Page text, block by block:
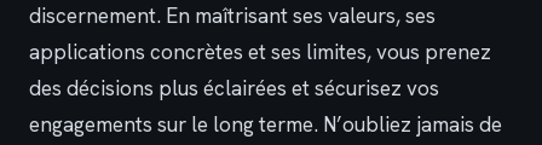
discernement. En maîtrisant ses valeurs, ses
applications concrètes et ses limites, vous prenez
des décisions plus éclairées et sécurisez vos
engagements sur le long terme. N’oubliez jamais de